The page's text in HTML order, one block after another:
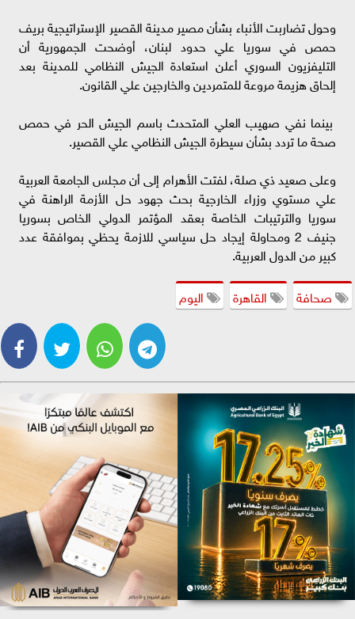
وحول تضاربت الأنباء بشأن مصير مدينة القصير الإستراتيجية بريف
حمص في سوريا علي حدود لبنان، أوضحت الجمهورية أن
التليفزيون السوري أعلن استعادة الجيش النظامي للمدينة بعد
إلحاق هزيمة مروعة للمتمردين والخارجين علي القانون.
بينما نفي صهيب العلي المتحدث باسم الجيش الحر في حمص
صحة ما تردد بشأن سيطرة الجيش النظامي علي القصير.
وعلى صعيد ذي صلة، لفتت الأهرام إلى أن مجلس الجامعة العربية
علي مستوي وزراء الخارجية بحث جهود حل الأزمة الراهنة في
سوريا والترتيبات الخاصة بعقد المؤتمر الدولي الخاص بسوريا
جنيف 2 ومحاولة إيجاد حل سياسي للازمة يحظي بموافقة عدد
كبير من الدول العربية.
صحافة
القاهرة اليوم